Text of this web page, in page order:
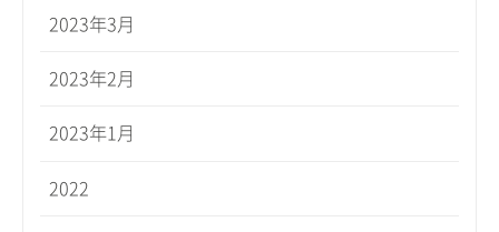
2023年3月
2023年2月
2023年1月
2022